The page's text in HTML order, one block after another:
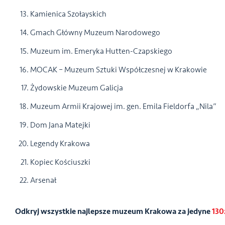
Kamienica Szołayskich
Gmach Główny Muzeum Narodowego
Muzeum im. Emeryka Hutten-Czapskiego
MOCAK – Muzeum Sztuki Współczesnej w Krakowie
Żydowskie Muzeum Galicja
Muzeum Armii Krajowej im. gen. Emila Fieldorfa „Nila”
Dom Jana Matejki
Legendy Krakowa
Kopiec Kościuszki
Arsenał
Odkryj wszystkie najlepsze muzeum Krakowa za jedyne